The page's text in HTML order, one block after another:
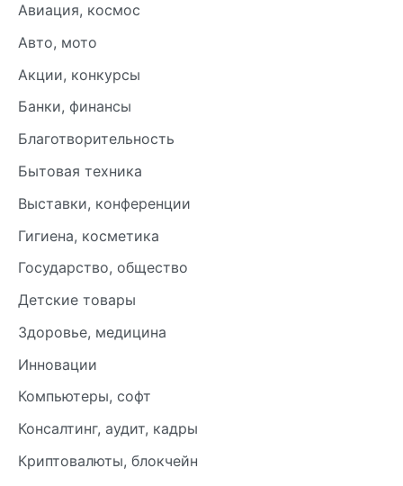
Авиация, космос
Авто, мото
Акции, конкурсы
Банки, финансы
Благотворительность
Бытовая техника
Выставки, конференции
Гигиена, косметика
Государство, общество
Детские товары
Здоровье, медицина
Инновации
Компьютеры, софт
Консалтинг, аудит, кадры
Криптовалюты, блокчейн